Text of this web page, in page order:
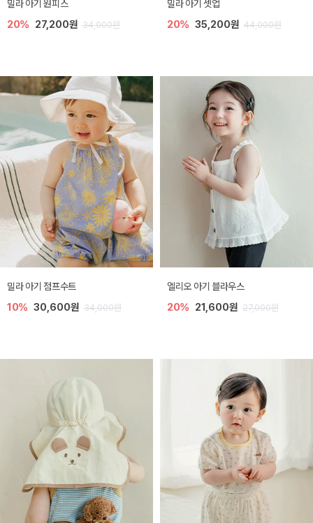
밀라 아기 원피스
20% 27,200원 34,000원
밀라 아기 셋업
20% 35,200원 44,000원
밀라 아기 점프수트
10% 30,600원 34,000원
엘리오 아기 블라우스
20% 21,600원 27,000원